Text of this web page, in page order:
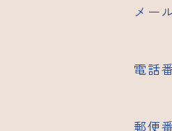
メー
電話
郵便